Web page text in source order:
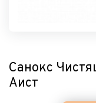
Санокс
Аист